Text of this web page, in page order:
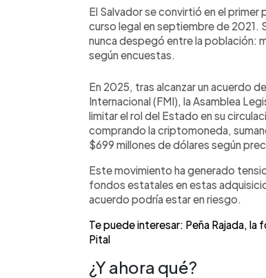
El Salvador se convirtió en el
curso legal en septiembre de
nunca despegó entre la población:
según encuestas.
En 2025, tras alcanzar un acuerdo
Internacional (FMI), la Asamblea
limitar el rol del Estado en su
comprando la criptomoneda,
$699 millones de dólares según
Este movimiento ha generado
fondos estatales en estas
acuerdo podría estar en riesgo.
Te puede interesar: Peña Rajada,
Pital
¿Y ahora qué?